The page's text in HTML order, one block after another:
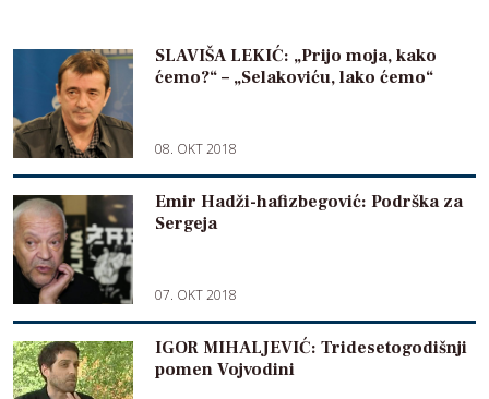
SLAVIŠA LEKIĆ: „Prijo moja, kako
ćemo?“ – „Selakoviću, lako ćemo“
08. OKT 2018
Emir Hadži-hafizbegović: Podrška za
Sergeja
07. OKT 2018
IGOR MIHALJEVIĆ: Tridesetogodišnji
pomen Vojvodini